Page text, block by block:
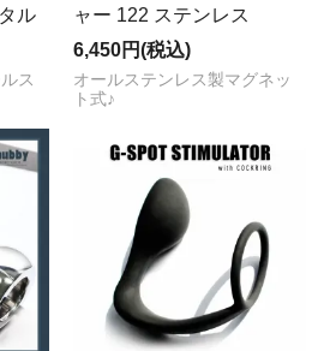
ル
ス
ャー 122 ステンレス
6,450円(税込)
オールステンレス製マグネッ
ト式♪